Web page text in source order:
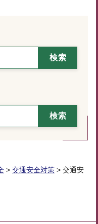
> 交通安全対策 > 交通安